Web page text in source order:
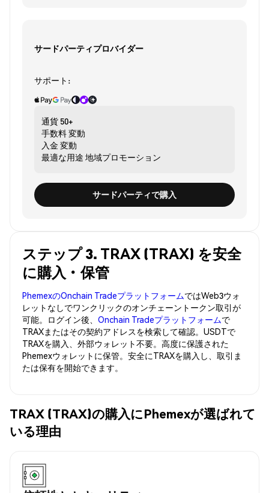
サードパーティプロバイダー
サポート:
通貨 50+
手数料変動
入金 変動
最適な用途 地域プロモーション
サードパーティで購入
ステップ 3. TRAX (TRAX) を安全
に購入・保管
PhemexのOnchain TradeプラットフォームではWeb3ウォ
レットなしでワンクリックのオンチェーントークン取引が
可能。ログイン後、 Onchain Tradeプラットフォームで
TRAXまたはその契約アドレスを検索して確認。USDTで
TRAXを購入、外部ウォレット不要。高度に保護された
Phemexウォレットに保管。安全にTRAXを購入し、取引ま
たは保有を開始できます。
TRAX (TRAX)の購入にPhemexが選ばれて
いる理由